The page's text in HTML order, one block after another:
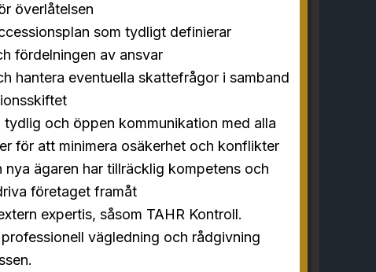
överlåtelsen
som tydligt definierar
fördelningen av ansvar
hantera eventuella skattefrågor i samband
tydlig och öppen kommunikation med alla
för att minimera osäkerhet och konflikter
nya ägaren har tillräcklig kompetens och
företaget framåt
expertis, såsom TAHR Kontroll.
professionell vägledning och rådgivning